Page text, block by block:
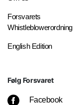
Forsvarets
Whistleblowerordning
English Edition
Følg Forsvaret
Facebook